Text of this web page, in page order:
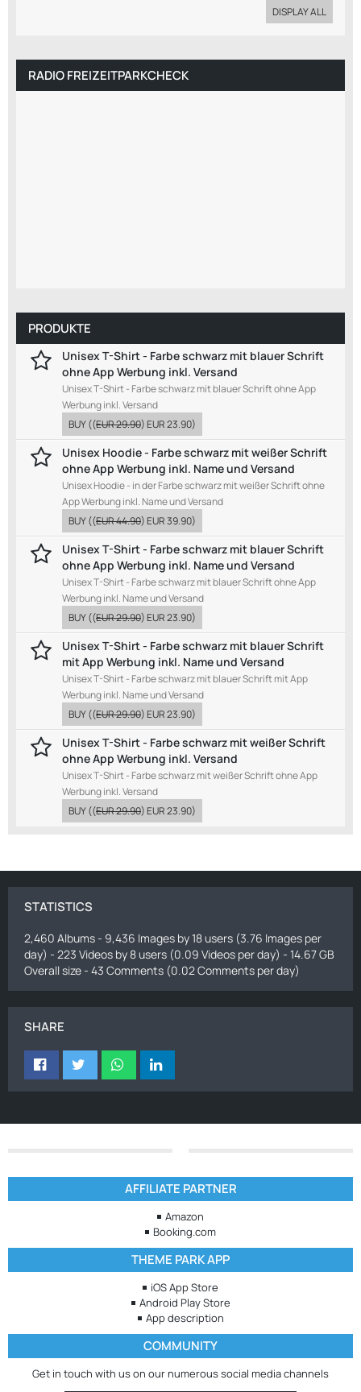
DISPLAY ALL
RADIO FREIZEITPARKCHECK
PRODUKTE
Unisex T-Shirt - Farbe schwarz mit blauer Schrift
ohne App Werbung inkl. Versand
Unisex T-Shirt - Farbe schwarz mit blauer Schrift ohne App
Werbung inkl. Versand
BUY((EUR 29.90)EUR 23.90)
Unisex Hoodie - Farbe schwarz mit weißer Schrift
ohne App Werbung inkl. Name und Versand
Unisex Hoodie - in der Farbe schwarz mit weißer Schrift ohne
App Werbung inkl. Name und Versand
BUY((EUR 44.90)EUR 39.90)
Unisex T-Shirt - Farbe schwarz mit blauer Schrift
ohne App Werbung inkl. Name und Versand
Unisex T-Shirt - Farbe schwarz mit blauer Schrift ohne App
Werbung inkl. Name und Versand
BUY((EUR 29.90)EUR 23.90)
Unisex T-Shirt - Farbe schwarz mit blauer Schrift
mit App Werbung inkl. Name und Versand
Unisex T-Shirt - Farbe schwarz mit blauer Schrift mit App
Werbung inkl. Name und Versand
BUY((EUR 29.90)EUR 23.90)
Unisex T-Shirt - Farbe schwarz mit weißer Schrift
ohne App Werbung inkl. Versand
Unisex T-Shirt - Farbe schwarz mit weißer Schrift ohne App
Werbung inkl. Versand
BUY((EUR 29.90)EUR 23.90)
STATISTICS
2,460 Albums - 9,436 Images by 18 users (3.76 Images per
day) - 223 Videos by 8 users (0.09 Videos per day) - 14.67 GB
Overall size - 43 Comments (0.02 Comments per day)
SHARE
AFFILIATE PARTNER
Amazon
Booking.com
THEME PARK APP
iOS App Store
Android Play Store
App description
COMMUNITY
Get in touch with us on our numerous social media channels